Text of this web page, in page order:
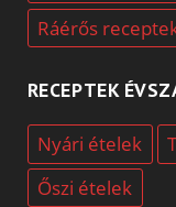
Ráérős
RECEPTEK
Nyári ételek
Őszi ételek